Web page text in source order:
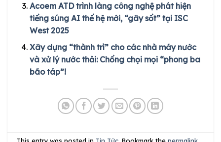
Acoem ATD trình làng công nghệ phát hiện
tiếng súng AI thế hệ mới, “gây sốt” tại ISC
West 2025
Xây dựng “thành trì” cho các nhà máy nước
và xử lý nước thải: Chống chọi mọi “phong ba
bão táp”!